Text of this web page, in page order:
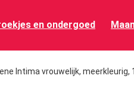
en ondergoed
Intima vrouwelijk, meerkleurig,